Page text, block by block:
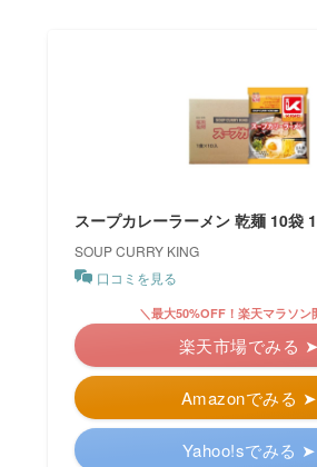
スープカレーラーメン 乾麺 10袋
SOUP CURRY KING
口コミを見る
Amazonでみる ➤
＼最大50%OFF！楽天マラソン
楽天市場でみる ➤
Yahoo!sでみる ➤